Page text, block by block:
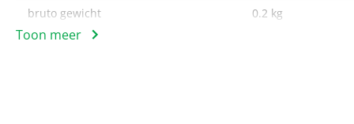
bruto gewicht
0.2 kg
Toon meer